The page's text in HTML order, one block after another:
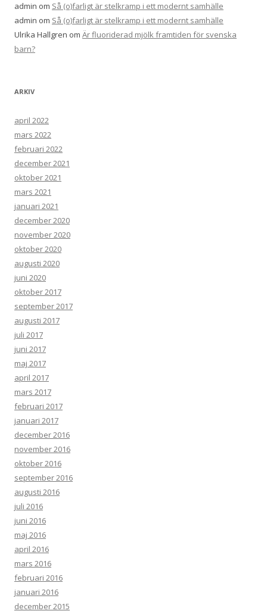
admin om Så (o)farligt är stelkramp i ett modernt samhälle
admin om Så (o)farligt är stelkramp i ett modernt samhälle
Ulrika Hallgren om Är fluoriderad mjölk framtiden för svenska
barn?
ARKIV
april 2022
mars 2022
februari 2022
december 2021
oktober 2021
mars 2021
januari 2021
december 2020
november 2020
oktober 2020
augusti 2020
juni 2020
oktober 2017
september 2017
augusti 2017
juli 2017
juni 2017
maj 2017
april 2017
mars 2017
februari 2017
januari 2017
december 2016
november 2016
oktober 2016
september 2016
augusti 2016
juli 2016
juni 2016
maj 2016
april 2016
mars 2016
februari 2016
januari 2016
december 2015